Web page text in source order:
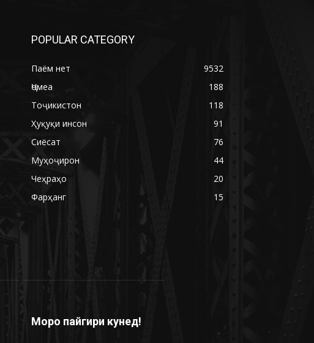
POPULAR CATEGORY
Паём нет
9532
Ҷомеа
188
Тоҷикистон
118
Ҳуқуқи инсон
91
Сиёсат
76
Муҳоҷирон
44
Чеҳраҳо
20
Фарҳанг
15
Моро пайгири кунед!